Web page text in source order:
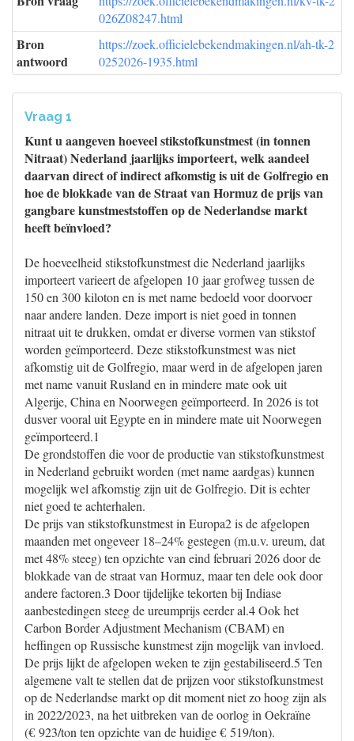
026Z08247.html
Bron
antwoord
https://zoek.officielebekendmakingen.nl/ah-tk-2
0252026-1935.html
Vraag 1
Kunt u aangeven hoeveel stikstofkunstmest (in tonnen
Nitraat) Nederland jaarlijks importeert, welk aandeel
daarvan direct of indirect afkomstig is uit de Golfregio en
hoe de blokkade van de Straat van Hormuz de prijs van
gangbare kunstmeststoffen op de Nederlandse markt
heeft beïnvloed?
De hoeveelheid stikstofkunstmest die Nederland jaarlijks
importeert varieert de afgelopen 10 jaar grofweg tussen de
150 en 300 kiloton en is met name bedoeld voor doorvoer
naar andere landen. Deze import is niet goed in tonnen
nitraat uit te drukken, omdat er diverse vormen van stikstof
worden geïmporteerd. Deze stikstofkunstmest was niet
afkomstig uit de Golfregio, maar werd in de afgelopen jaren
met name vanuit Rusland en in mindere mate ook uit
Algerije, China en Noorwegen geïmporteerd. In 2026 is tot
dusver vooral uit Egypte en in mindere mate uit Noorwegen
geïmporteerd.1
De grondstoffen die voor de productie van stikstofkunstmest
in Nederland gebruikt worden (met name aardgas) kunnen
mogelijk wel afkomstig zijn uit de Golfregio. Dit is echter
niet goed te achterhalen.
De prijs van stikstofkunstmest in Europa2 is de afgelopen
maanden met ongeveer 18–24% gestegen (m.u.v. ureum, dat
met 48% steeg) ten opzichte van eind februari 2026 door de
blokkade van de straat van Hormuz, maar ten dele ook door
andere factoren.3 Door tijdelijke tekorten bij Indiase
aanbestedingen steeg de ureumprijs eerder al.4 Ook het
Carbon Border Adjustment Mechanism (CBAM) en
heffingen op Russische kunstmest zijn mogelijk van invloed.
De prijs lijkt de afgelopen weken te zijn gestabiliseerd.5 Ten
algemene valt te stellen dat de prijzen voor stikstofkunstmest
op de Nederlandse markt op dit moment niet zo hoog zijn als
in 2022/2023, na het uitbreken van de oorlog in Oekraïne
(€ 923/ton ten opzichte van de huidige € 519/ton).